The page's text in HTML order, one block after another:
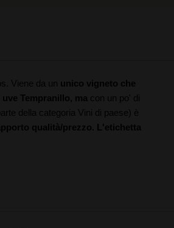
Viene da un unico vigneto che
uve Tempranillo, ma con un po' di
della categoria Vini di paese) è
qualità/prezzo. L'etichetta